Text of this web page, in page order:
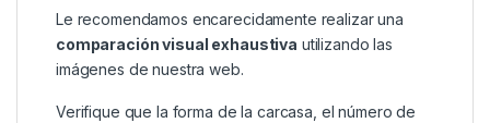
Le recomendamos encarecidamente realizar una
comparación visual exhaustiva utilizando las
imágenes de nuestra web.
Verifique que la forma de la carcasa, el número de